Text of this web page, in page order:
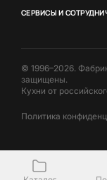
СЕРВИСЫ И
© 1996–2026.
защищены.
Кухни от
Политика